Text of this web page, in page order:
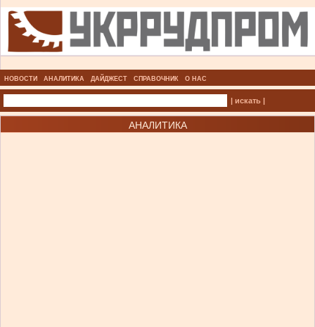
НОВОСТИ АНАЛИТИКА ДАЙДЖЕСТ СПРАВОЧНИК О НАС
| искать |
АНАЛИТИКА